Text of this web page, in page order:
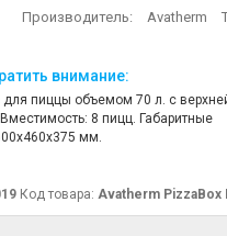
Производитель: Avatherm
внимание:
для пиццы объемом 70 л. с
Вместимость: 8 пицц. Габаритные
мм.
Код товара: Avatherm PizzaBox